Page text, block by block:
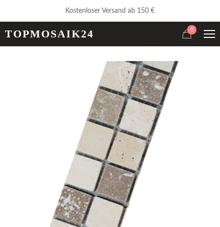
Kostenloser Versand ab 150 €
TOPMOSAIK24 0